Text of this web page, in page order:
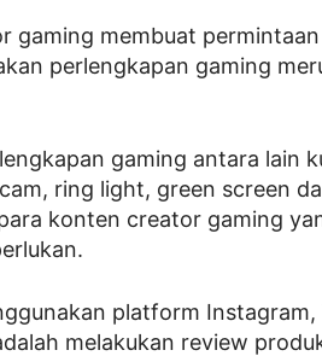
gaming membuat
perlengkapan gaming
gaming antara lain
ring light, green screen
konten creator gaming
platform
melakukan review